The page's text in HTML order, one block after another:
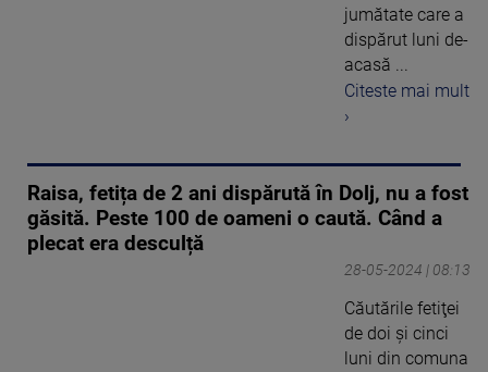
jumătate care a
dispărut luni de-
acasă ...
Citeste mai mult
›
Raisa, fetița de 2 ani dispărută în Dolj, nu a fost
găsită. Peste 100 de oameni o caută. Când a
plecat era desculță
28-05-2024 | 08:13
Căutările fetiţei
de doi şi cinci
luni din comuna